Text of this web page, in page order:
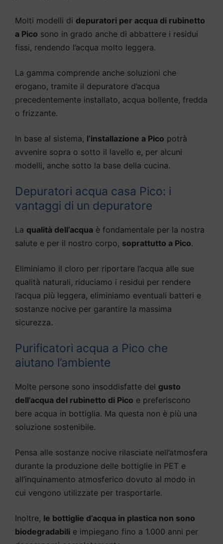
Molti modelli di depuratori per acqua di rubinetto
a Pico sono in grado anche di abbattere i residui
fissi, rendendo l’acqua molto leggera.
La gamma comprende anche soluzioni che
erogano, tramite il depuratore d’acqua
precedentemente installato, acqua bollente, fredda
o frizzante.
In base al sistema, l’installazione a Pico potrà
avvenire sopra o sotto il lavello e, per alcuni
modelli, anche sotto la base della cucina.
Depuratori acqua casa Pico: i
vantaggi di un depuratore
La qualità dell’acqua è fondamentale per la nostra
salute e per il nostro corpo, soprattutto a Pico.
Eliminiamo il cloro per riportare l’acqua alle sue
qualità naturali, riduciamo i residui per rendere
l’acqua più leggera, eliminiamo eventuali batteri e
sostanze nocive per garantire la massima
sicurezza.
Purificatori acqua a Pico che
aiutano l’ambiente
Molte persone sono insoddisfatte del gusto
dell’acqua del rubinetto di Pico e preferiscono
bere acqua in bottiglia. Ma questa non è più una
soluzione sostenibile.
Pensa alle sostanze nocive rilasciate nell’atmosfera
durante la produzione delle bottiglie in PET e
all’inquinamento atmosferico dovuto al modo in
cui vengono utilizzate per trasportarle.
Inoltre, le bottiglie d’acqua in plastica non sono
biodegradabili e impiegano fino a 1.000 anni per